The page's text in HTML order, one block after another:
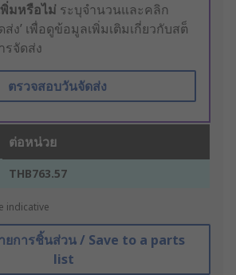
มหรือไม่ ระบุจำนวนและคลิก
ง’ เพื่อดูข้อมูลเพิ่มเติมเกี่ยวกับสต็
จัดส่ง
ตรวจสอบวันจัดส่ง
ต่อหน่วย
THB763.57
indicative
ยการชิ้นส่วน / Save to a parts
list